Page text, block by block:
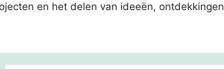
en het delen van ideeën, ontdekkingen